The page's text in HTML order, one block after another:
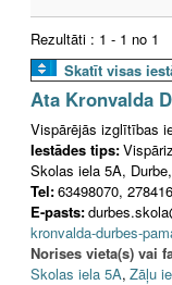
Rezultāti : 1 - 1 no 1
Skatīt visas
Ata Kronvalda
Vispārējās izglītības
Iestādes tips:
Skolas iela 5A,
Tel:63498070,
E-pasts:
kronvalda-durbes-
Norises vieta(s) vai
Skolas iela 5A, Zāļu